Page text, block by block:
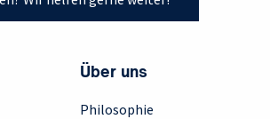
Über uns
Philosophie